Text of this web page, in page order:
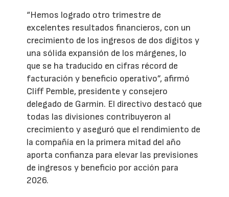
“Hemos logrado otro trimestre de
excelentes resultados financieros, con un
crecimiento de los ingresos de dos dígitos y
una sólida expansión de los márgenes, lo
que se ha traducido en cifras récord de
facturación y beneficio operativo”, afirmó
Cliff Pemble, presidente y consejero
delegado de Garmin. El directivo destacó que
todas las divisiones contribuyeron al
crecimiento y aseguró que el rendimiento de
la compañía en la primera mitad del año
aporta confianza para elevar las previsiones
de ingresos y beneficio por acción para
2026.